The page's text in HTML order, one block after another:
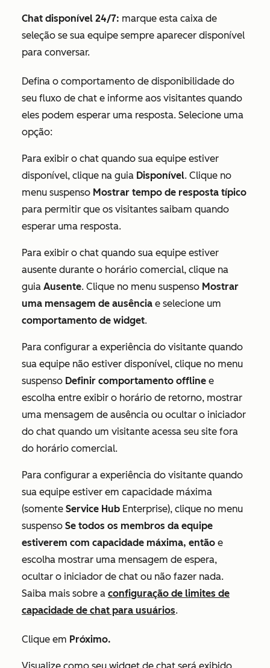
Chat disponível 24/7: marque esta caixa de
seleção se sua equipe sempre aparecer disponível
para conversar.
Defina o comportamento de disponibilidade do
seu fluxo de chat e informe aos visitantes quando
eles podem esperar uma resposta. Selecione uma
opção:
Para exibir o chat quando sua equipe estiver
disponível, clique na guia Disponível. Clique no
menu suspenso Mostrar tempo de resposta típico
para permitir que os visitantes saibam quando
esperar uma resposta.
Para exibir o chat quando sua equipe estiver
ausente durante o horário comercial, clique na
guia Ausente. Clique no menu suspenso Mostrar
uma mensagem de ausência e selecione um
comportamento de widget.
Para configurar a experiência do visitante quando
sua equipe não estiver disponível, clique no menu
suspenso Definir comportamento offline e
escolha entre exibir o horário de retorno, mostrar
uma mensagem de ausência ou ocultar o iniciador
do chat quando um visitante acessa seu site fora
do horário comercial.
Para configurar a experiência do visitante quando
sua equipe estiver em capacidade máxima
(somente Service Hub Enterprise), clique no menu
suspenso Se todos os membros da equipe
estiverem com capacidade máxima, então e
escolha mostrar uma mensagem de espera,
ocultar o iniciador de chat ou não fazer nada.
Saiba mais sobre a configuração de limites de
capacidade de chat para usuários.
Clique em Próximo.